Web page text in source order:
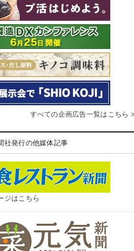
すべての企画広告一覧はこちら
社発行の他媒体記事
ジはこちら